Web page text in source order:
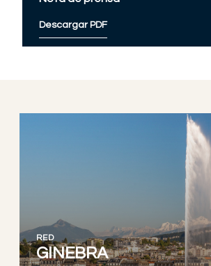
Descargar PDF
RED
GINEBRA